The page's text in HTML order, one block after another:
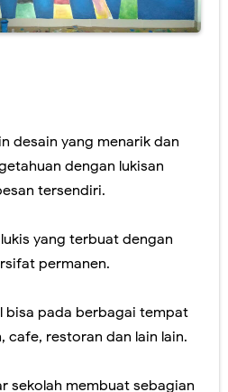
Mural Dinding Sekolah TK
Tiga Dimensi Berkualitas
Hiasi Ruangan Tanpa Mahal
Sunday, 9 August
desain yang menarik dan
dengan lukisan
tersendiri.
yang terbuat dengan
permanen.
bisa pada berbagai tempat
cafe, restoran dan lain lain.
sekolah membuat sebagian